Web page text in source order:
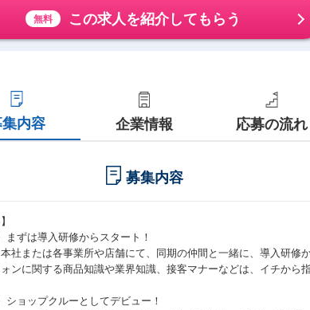
無料 この求人を紹介してもらう
内容 企業情報 応募の流れ
募集内容
まずは導入研修からスタート！
社または各事業所や店舗にて、同期の仲間と一緒に、導入研修
ンに関する商品知識や業界知識、接客マナーなどは、イチから
ショップクルーとしてデビュー！